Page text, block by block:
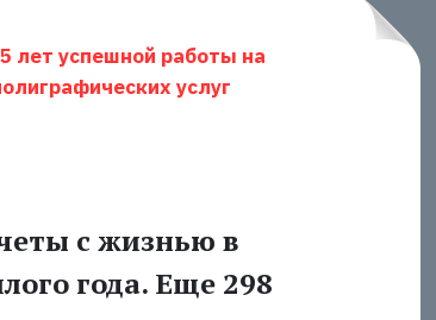
лет успешной работы на
услуг
с жизнью в
года. Еще 298